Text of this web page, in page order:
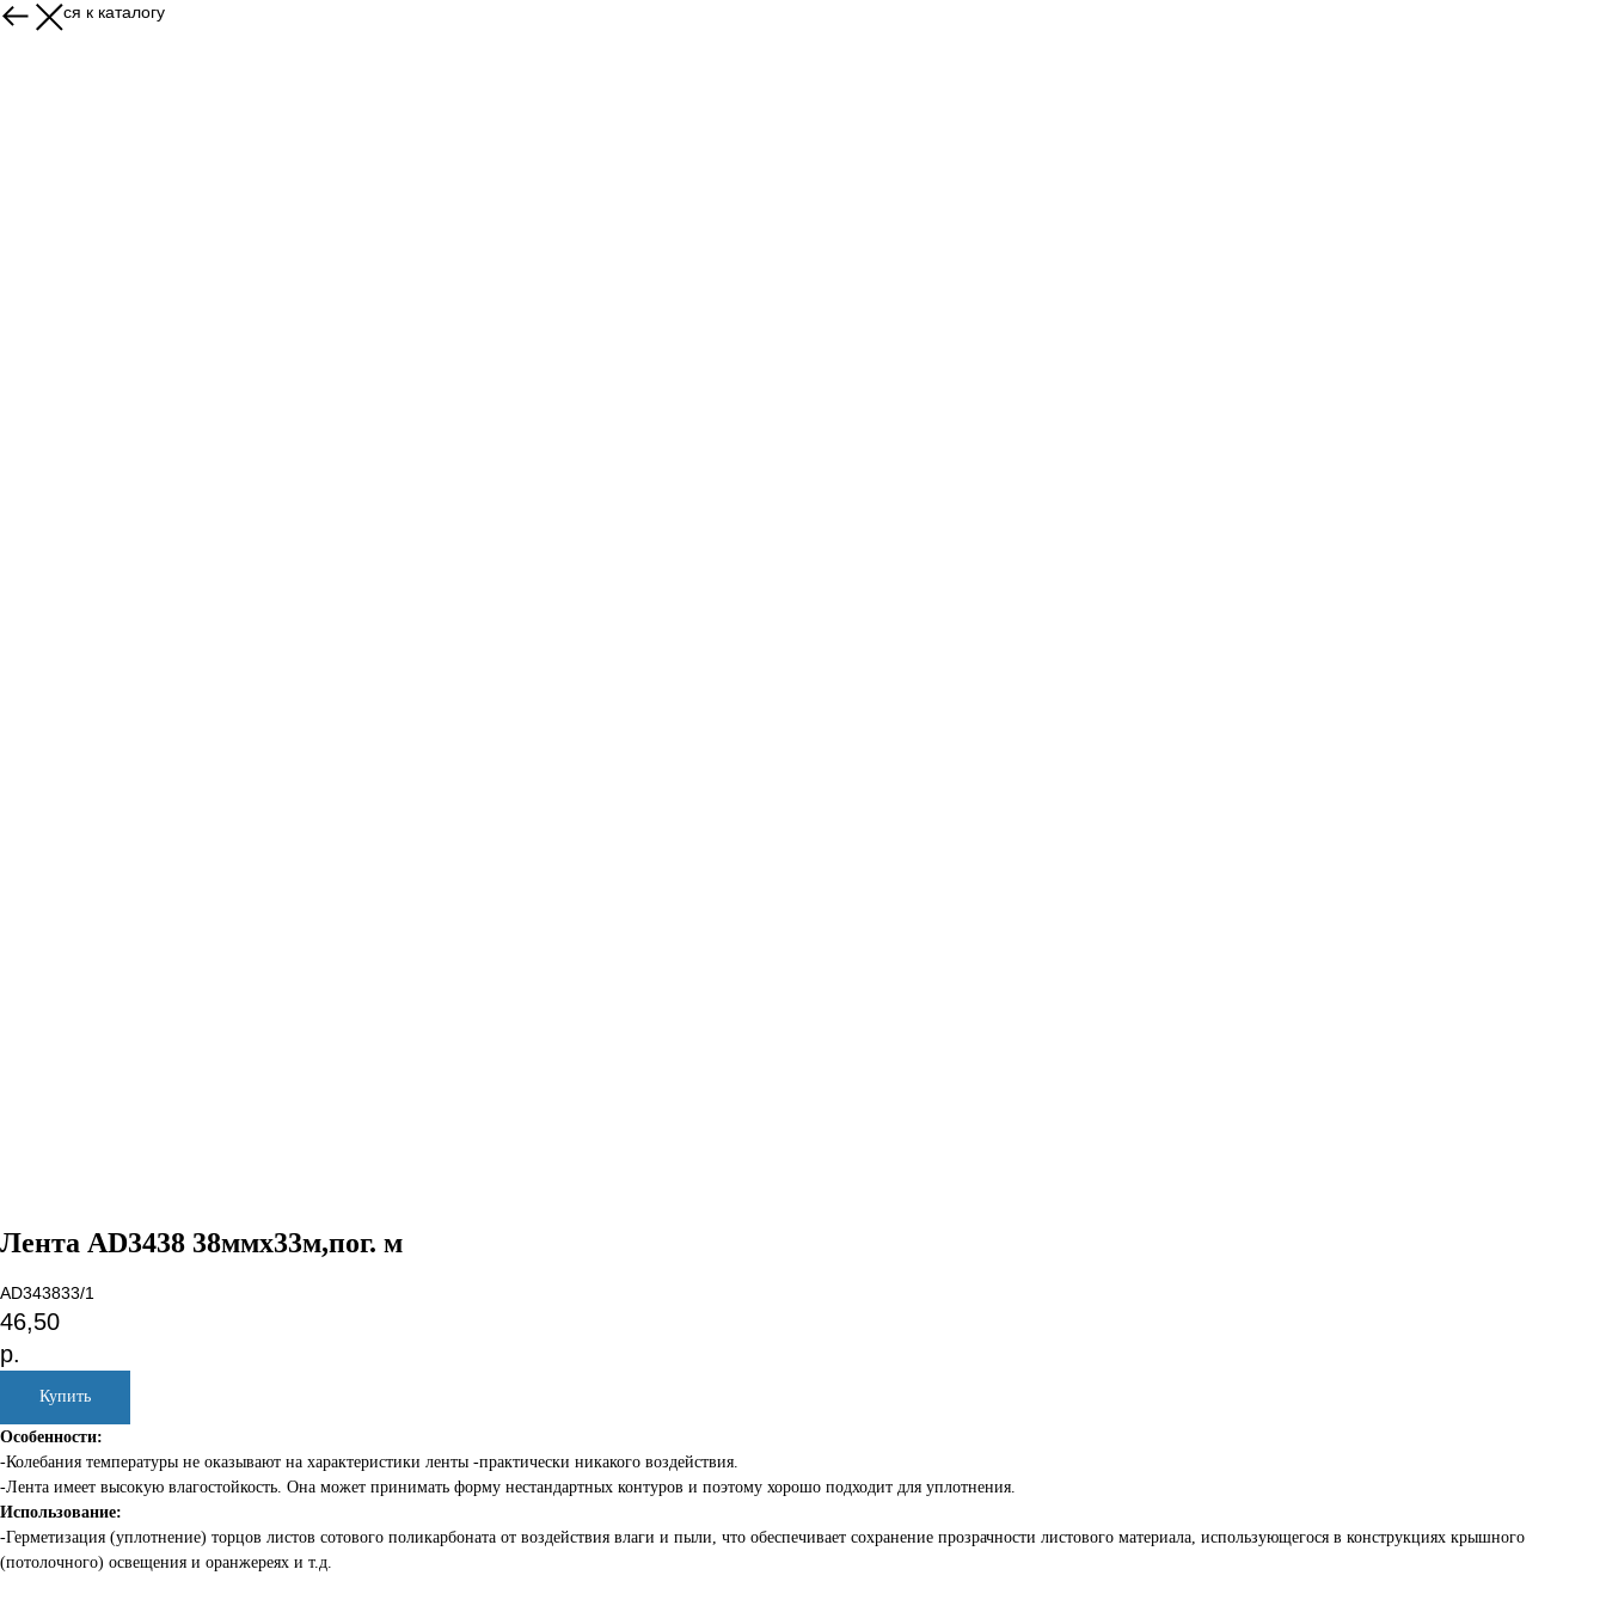
Вернуться к каталогу
Лента AD3438 38ммх33м,пог. м
AD343833/1
46,50
р.
Купить
Особенности:
-Колебания температуры не оказывают на характеристики ленты -практически никакого воздействия.
-Лента имеет высокую влагостойкость. Она может принимать форму нестандартных контуров и поэтому хорошо подходит для уплотнения.
Использование:
-Герметизация (уплотнение) торцов листов сотового поликарбоната от воздействия влаги и пыли, что обеспечивает сохранение прозрачности листового материала, использующегося в конструкциях крышного
(потолочного) освещения и оранжереях и т.д.